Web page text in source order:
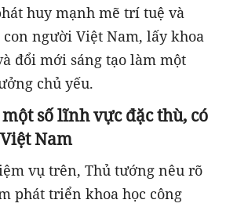
huy mạnh mẽ trí tuệ và
con người Việt Nam, lấy khoa
đổi mới sáng tạo làm một
chủ yếu.
số lĩnh vực đặc thù, có
Nam
vụ trên, Thủ tướng nêu rõ
phát triển khoa học công